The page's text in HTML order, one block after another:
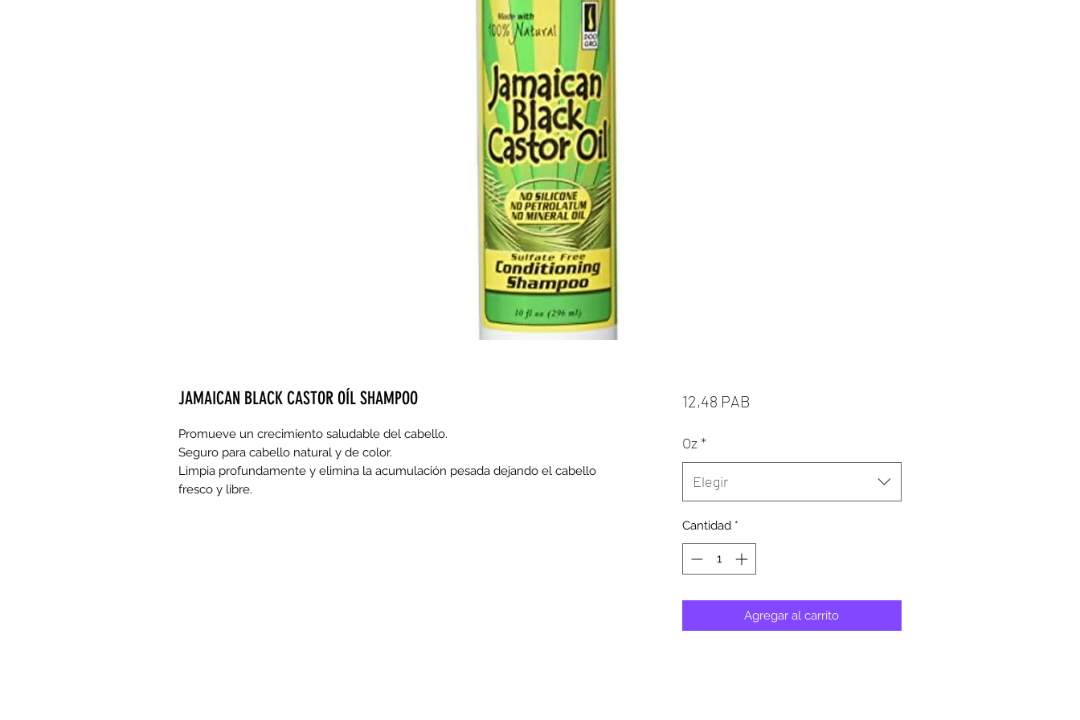
JAMAICAN BLACK CASTOR OÍL SHAMPOO
Promueve un crecimiento saludable del cabello.
Seguro para cabello natural y de color.
Limpia profundamente y elimina la acumulación pesada dejando el cabello
fresco y libre.
12,48 PAB
Oz*
Elegir
Cantidad *
Agregar al carrito